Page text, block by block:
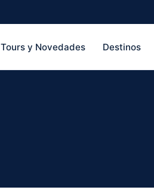
Tours y Novedades Destinos